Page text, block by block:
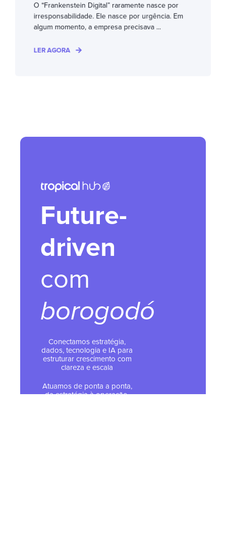
O “Frankenstein Digital” raramente nasce por
irresponsabilidade. Ele nasce por urgência. Em
algum momento, a empresa precisava ...
LER AGORA
Future-
driven
com
borogodó
Conectamos estratégia,
dados, tecnologia e IA para
estruturar crescimento com
clareza e escala
Atuamos de ponta a ponta,
da estratégia à operação,